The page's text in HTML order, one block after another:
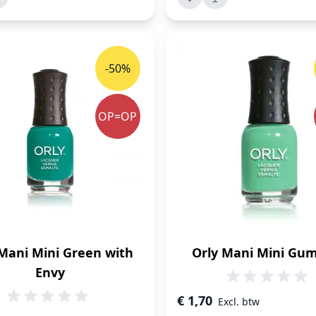
Mini Green with
Envy
-50%
OP=OP
Orly Mani Mini
Speciale prijs
€ 1,70